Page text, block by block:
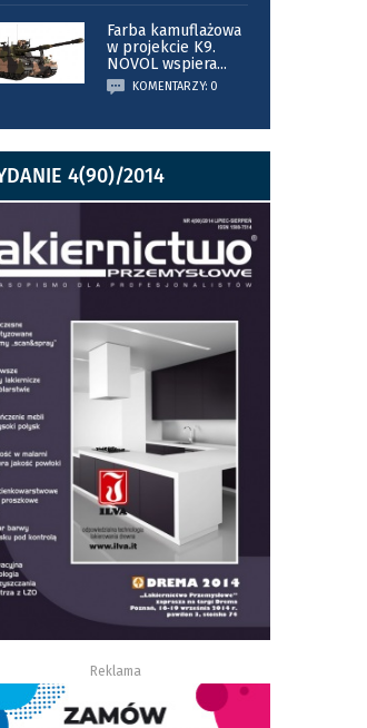
Farba kamuflażowa
w projekcie K9.
NOVOL wspiera...
KOMENTARZY: 0
4(90)/2014
Reklama